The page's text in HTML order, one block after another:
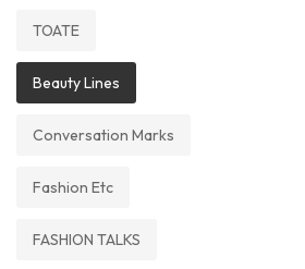
TOATE
Beauty Lines
Conversation Marks
Fashion Etc
FASHION TALKS